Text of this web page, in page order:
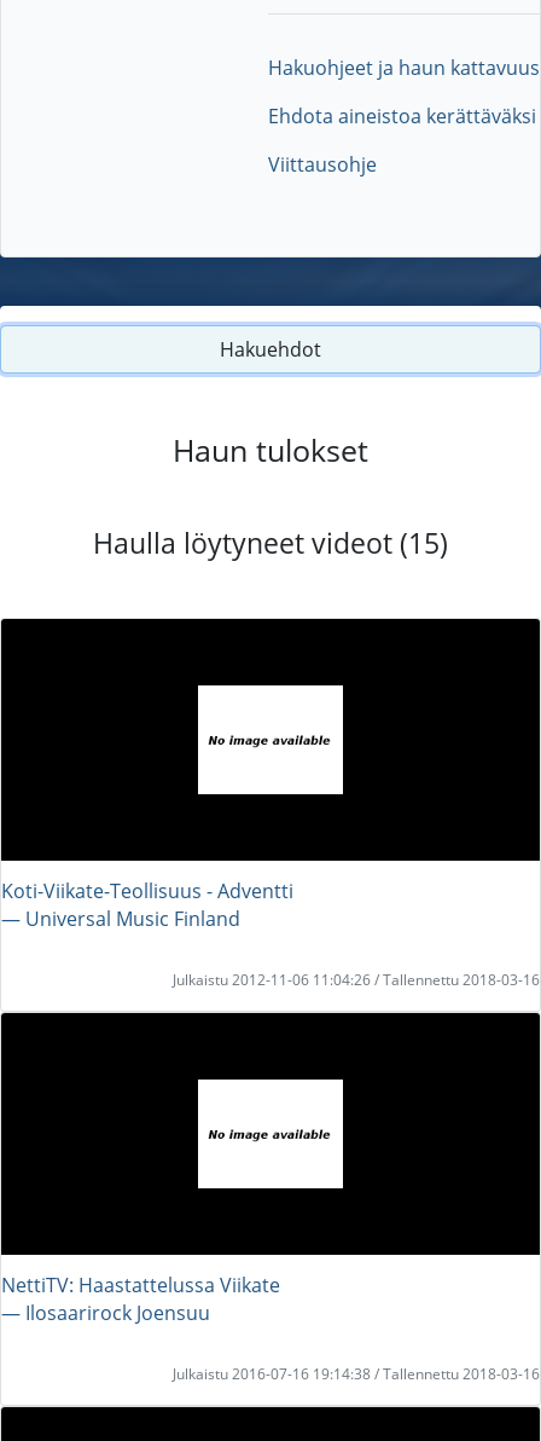
Hakuohjeet ja haun kattavuus
Ehdota aineistoa kerättäväksi
Viittausohje
Hakuehdot
Haun tulokset
Haulla löytyneet videot (15)
Koti-Viikate-Teollisuus - Adventti
― Universal Music Finland
Julkaistu 2012-11-06 11:04:26 / Tallennettu 2018-03-16
NettiTV: Haastattelussa Viikate
― Ilosaarirock Joensuu
Julkaistu 2016-07-16 19:14:38 / Tallennettu 2018-03-16